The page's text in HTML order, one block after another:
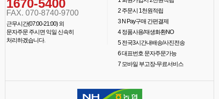
1670-5400
FAX. 070-8740-9700
근무시간(07:00-21:00) 외
문자주문 주시면 익일 신속히
처리하겠습니다.
2주문시 1천원적립
3N Pay구매 간편결제
4정품사용/재생화환NO
5전국3시간내배송/사진전송
6대표번호 문자주문가능
7모바일 부고장-무료서비스